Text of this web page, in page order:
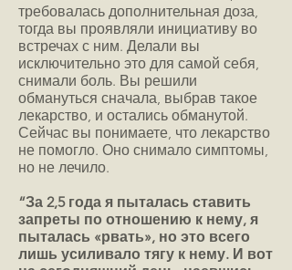
требовалась дополнительная доза,
тогда вы проявляли инициативу во
встречах с ним. Делали вы
исключительно это для самой себя,
снимали боль. Вы решили
обмануться сначала, выбрав такое
лекарство, и остались обманутой.
Сейчас вы понимаете, что лекарство
не помогло. Оно снимало симптомы,
но не лечило.
“За 2,5 года я пыталась ставить
запреты по отношению к нему, я
пыталась «рвать», но это всего
лишь усиливало тягу к нему. И вот